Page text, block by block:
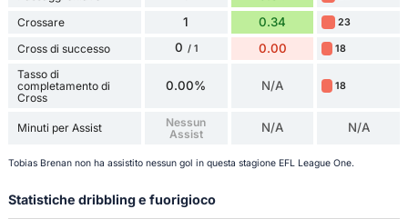
Crossare 1 0.34 23
Cross di successo 0 / 1 0.00 18
Tasso di
completamento di
Cross
0.00% N/A 18
Minuti per Assist
Nessun
Assist
N/A N/A
Tobias Brenan non ha assistito nessun gol in questa stagione EFL League One.
Statistiche dribbling e fuorigioco